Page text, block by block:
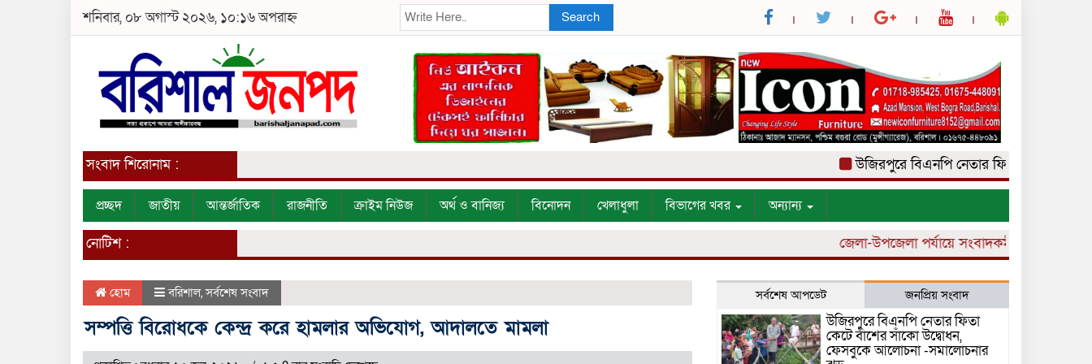
শনিবার, ০৮ অগাস্ট ২০২৬, ১০:১৬ অপরাহ্ন Search
সংবাদ শিরোনাম : উজিরপুরে বিএনপি নেতার ফিতা কেটে বাঁশের
প্রচ্ছদ জাতীয় আন্তর্জাতিক রাজনীতি ক্রাইম নিউজ অর্থ ও বানিজ্য বিনোদন খেলাধুলা বিভাগের খবর অন্যান্য
নোটিশ : জেলা-উপজেলা পর্যায়ে সংবাদকর্মী নিয়োগ চলছে।
হোম বরিশাল,সর্বশেষ সংবাদ
সম্পত্তি বিরোধকে কেন্দ্র করে হামলার অভিযোগ, আদালতে মামলা
সর্বশেষ আপডেট জনপ্রিয় সংবাদ
উজিরপুরে বিএনপি নেতার ফিতা
কেটে বাঁশের সাঁকো উদ্বোধন,
ফেসবুকে আলোচনা -সমালোচনার